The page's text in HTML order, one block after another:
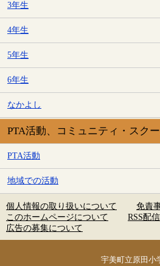
3年生
4年生
5年生
6年生
なかよし
PTA活動、コミュニティ・スク
PTA活動
地域での活動
個人情報の取り扱いについて
免責
このホームページについて
RSS配
広告の募集について
宇美町立原田小